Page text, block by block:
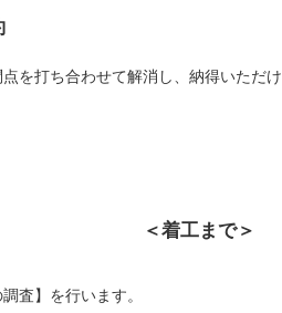
を打ち合わせて解消し、納得いただけ
＜着工まで＞
査】を行います。